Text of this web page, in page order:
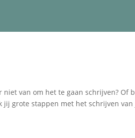
van om het te gaan schrijven? Of
jij grote stappen met het schrijven van